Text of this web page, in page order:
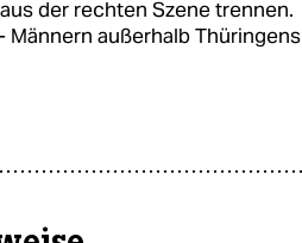
der rechten Szene trennen.
Männern außerhalb Thüringens